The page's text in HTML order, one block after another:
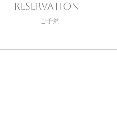
Reservation
ご予約